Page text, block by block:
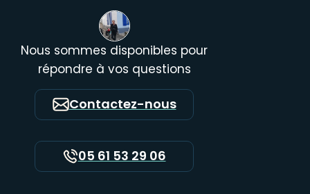
Nous sommes disponibles pour
répondre à vos questions
Contactez-nous
05 61 53 29 06